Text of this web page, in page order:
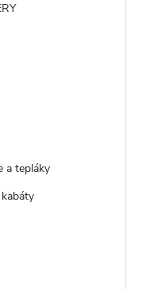
a tepláky